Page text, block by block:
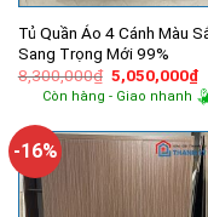
Tủ Quần Áo 4 Cánh Màu
Sang Trọng Mới 99%
8,300,000₫ Giá
gốc
là:
5,050,000₫
Còn hàng - Giao nhanh
-16%